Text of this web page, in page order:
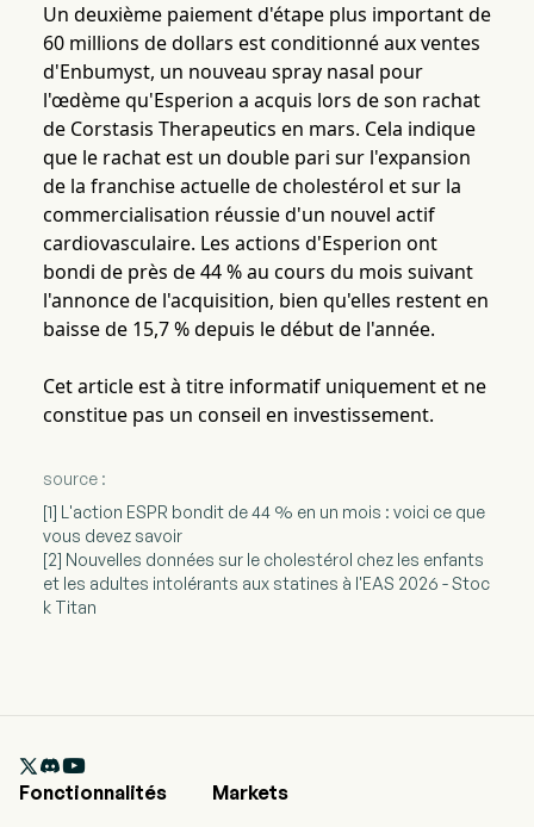
Un deuxième paiement d'étape plus important de
60 millions de dollars est conditionné aux ventes
d'Enbumyst, un nouveau spray nasal pour
l'œdème qu'Esperion a acquis lors de son rachat
de Corstasis Therapeutics en mars. Cela indique
que le rachat est un double pari sur l'expansion
de la franchise actuelle de cholestérol et sur la
commercialisation réussie d'un nouvel actif
cardiovasculaire. Les actions d'Esperion ont
bondi de près de 44 % au cours du mois suivant
l'annonce de l'acquisition, bien qu'elles restent en
baisse de 15,7 % depuis le début de l'année.
Cet article est à titre informatif uniquement et ne
constitue pas un conseil en investissement.
source :
[1] L'action ESPR bondit de 44 % en un mois : voici ce que
vous devez savoir
[2] Nouvelles données sur le cholestérol chez les enfants
et les adultes intolérants aux statines à l'EAS 2026 - Stoc
k Titan

Fonctionnalités
Markets